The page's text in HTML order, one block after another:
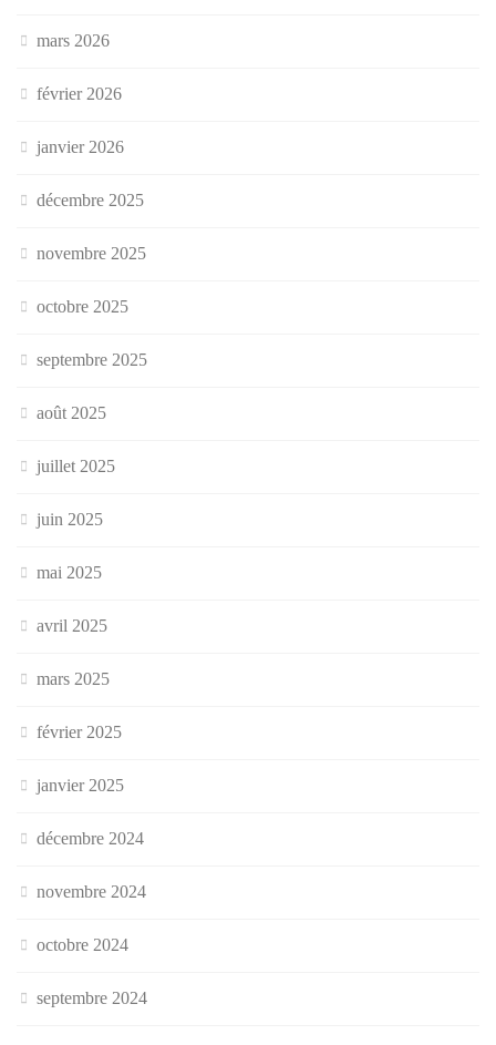
mars 2026
février 2026
janvier 2026
décembre 2025
novembre 2025
octobre 2025
septembre 2025
août 2025
juillet 2025
juin 2025
mai 2025
avril 2025
mars 2025
février 2025
janvier 2025
décembre 2024
novembre 2024
octobre 2024
septembre 2024